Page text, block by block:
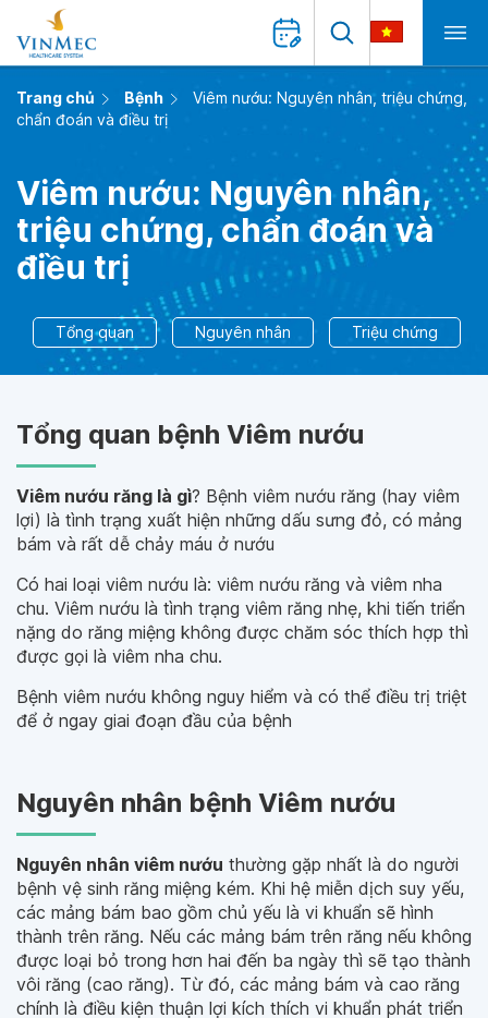
Trang chủ Bệnh
Viêm nướu: Nguyên nhân, triệu chứng,
chẩn đoán và điều trị
Viêm nướu: Nguyên nhân,
triệu chứng, chẩn đoán và
điều trị
Tổng quan Nguyên nhân Triệu chứng
Tổng quan bệnh Viêm nướu
Viêm nướu răng là gì? Bệnh viêm nướu răng (hay viêm
lợi) là tình trạng xuất hiện những dấu sưng đỏ, có mảng
bám và rất dễ chảy máu ở nướu
Có hai loại viêm nướu là: viêm nướu răng và viêm nha
chu. Viêm nướu là tình trạng viêm răng nhẹ, khi tiến triển
nặng do răng miệng không được chăm sóc thích hợp thì
được gọi là viêm nha chu.
Bệnh viêm nướu không nguy hiểm và có thể điều trị triệt
để ở ngay giai đoạn đầu của bệnh
Nguyên nhân bệnh Viêm nướu
Nguyên nhân viêm nướu thường gặp nhất là do người
bệnh vệ sinh răng miệng kém. Khi hệ miễn dịch suy yếu,
các mảng bám bao gồm chủ yếu là vi khuẩn sẽ hình
thành trên răng. Nếu các mảng bám trên răng nếu không
được loại bỏ trong hơn hai đến ba ngày thì sẽ tạo thành
vôi răng (cao răng). Từ đó, các mảng bám và cao răng
chính là điều kiện thuận lợi kích thích vi khuẩn phát triển